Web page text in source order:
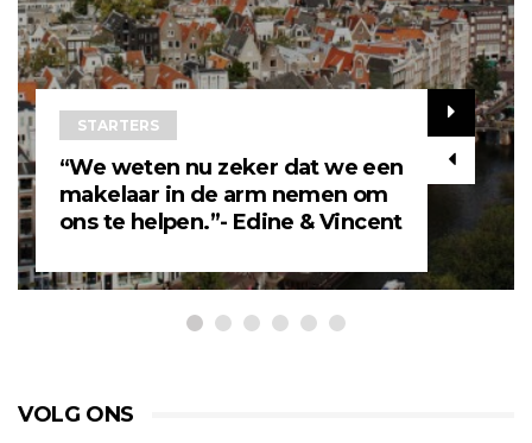
STARTERS
“We weten nu zeker dat we een
makelaar in de arm nemen om
ons te helpen.”- Edine & Vincent
VOLG ONS